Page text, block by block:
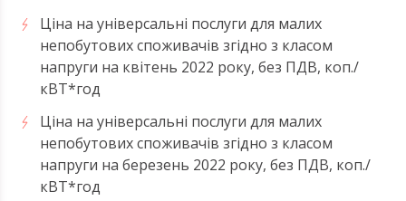
Ціна на універсальні послуги для малих
непобутових споживачів згідно з класом
напруги на квітень 2022 року, без ПДВ, коп./
кВТ*год
Ціна на універсальні послуги для малих
непобутових споживачів згідно з класом
напруги на березень 2022 року, без ПДВ, коп./
кВТ*год